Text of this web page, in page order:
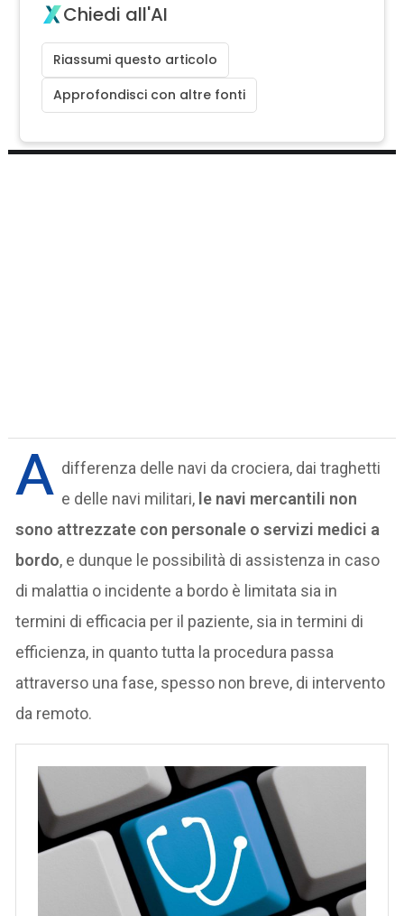
Chiedi all'AI
Riassumi questo articolo
Approfondisci con altre fonti
A differenza delle navi da crociera, dai traghetti
e delle navi militari, le navi mercantili non
sono attrezzate con personale o servizi medici a
bordo, e dunque le possibilità di assistenza in caso
di malattia o incidente a bordo è limitata sia in
termini di efficacia per il paziente, sia in termini di
efficienza, in quanto tutta la procedura passa
attraverso una fase, spesso non breve, di intervento
da remoto.